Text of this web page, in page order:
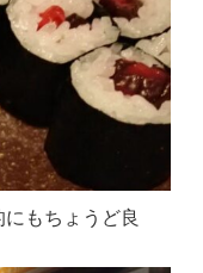
もちょうど良